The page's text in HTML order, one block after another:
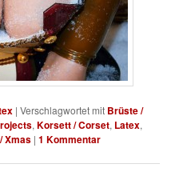
|Verschlagwortet mit Brüste /
,Korsett / Corset, Latex,
Xmas |1 Kommentar